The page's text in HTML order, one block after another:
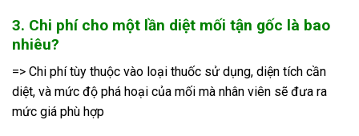
3. Chi phí cho một lần diệt mối tận gốc là bao
nhiêu?
=> Chi phí tùy thuộc vào loại thuốc sử dụng, diện tích cần
diệt, và mức độ phá hoại của mối mà nhân viên sẽ đưa ra
mức giá phù hợp